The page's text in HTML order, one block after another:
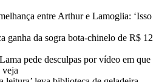
entre Arthur e Lamoglia: ‘Isso
ganha da sogra bota-chinelo de R$ 12
pede desculpas por vídeo em que
veja